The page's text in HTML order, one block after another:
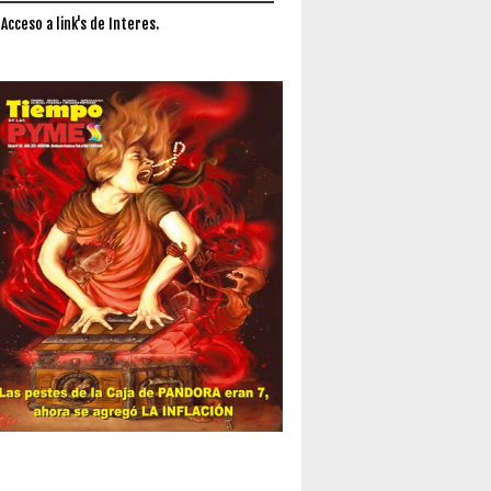
a link's de Interes.